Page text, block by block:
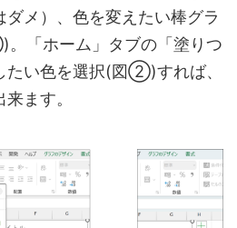
ダメ）、色を変えたい棒グラ
「ホーム」タブの「塗りつ
たい色を選択(図➁)すれば、
ます。